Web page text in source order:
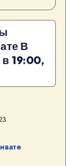
В
19:00,